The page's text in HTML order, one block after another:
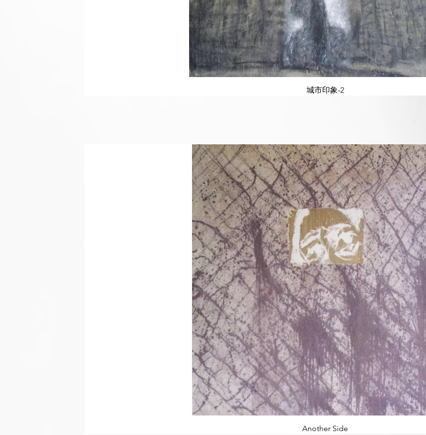
城市印象-2
Another Side